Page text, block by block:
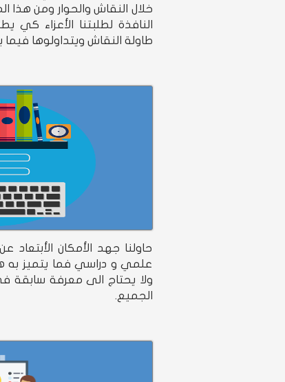
خلال النقاش والحوار ومن هذا
النافذة لطلبتنا الأعزاء
طاولة النقاش ويتداولوها فيما
حاولنا جهد الأمكان
علمي و دراسي فما يتميز به
ولا يحتاج الى معرفة سابقة
الجميع.